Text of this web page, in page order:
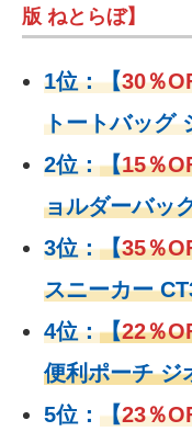
版 ねとらぼ】
1位：【30％
トートバッグ
2位：【15％
ョルダーバッ
3位：【35％
スニーカー
4位：【22％
便利ポーチ ジ
5位： 【23％